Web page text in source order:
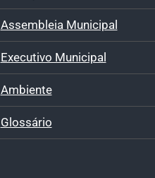
Assembleia Municipal
Executivo Municipal
Ambiente
Glossário